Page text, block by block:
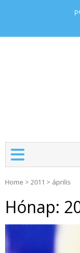
Home > 2011 > április
Hónap: